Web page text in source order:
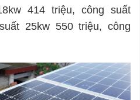
414 triệu, công suất
25kw 550 triệu, công